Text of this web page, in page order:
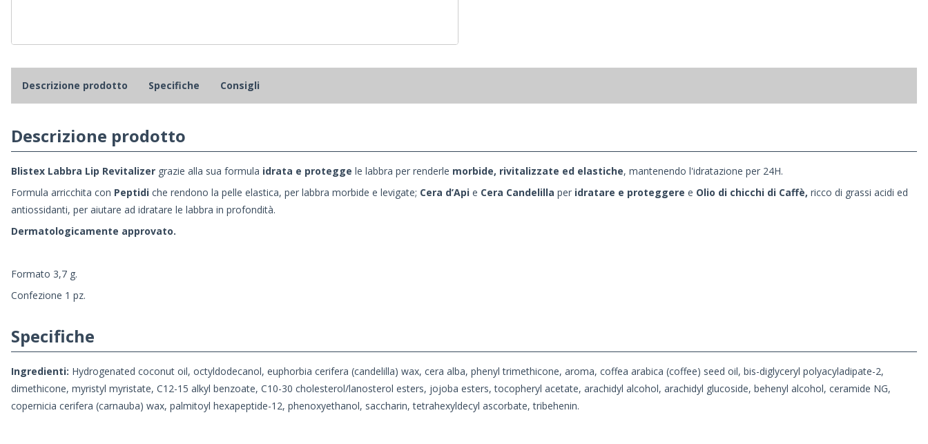
Descrizione prodotto Specifiche Consigli
Descrizione prodotto
Blistex Labbra Lip Revitalizer grazie alla sua formula idrata e protegge le labbra per renderle morbide, rivitalizzate ed elastiche, mantenendo l'idratazione per 24H.
Formula arricchita con Peptidi che rendono la pelle elastica, per labbra morbide e levigate; Cera d’Api e Cera Candelilla per idratare e proteggere e Olio di chicchi di Caffè, ricco di grassi acidi ed
antiossidanti, per aiutare ad idratare le labbra in profondità.
Dermatologicamente approvato.
Formato 3,7 g.
Confezione 1 pz.
Specifiche
Ingredienti: Hydrogenated coconut oil, octyldodecanol, euphorbia cerifera (candelilla) wax, cera alba, phenyl trimethicone, aroma, coffea arabica (coffee) seed oil, bis-diglyceryl polyacyladipate-2,
dimethicone, myristyl myristate, C12-15 alkyl benzoate, C10-30 cholesterol/lanosterol esters, jojoba esters, tocopheryl acetate, arachidyl alcohol, arachidyl glucoside, behenyl alcohol, ceramide NG,
copernicia cerifera (carnauba) wax, palmitoyl hexapeptide-12, phenoxyethanol, saccharin, tetrahexyldecyl ascorbate, tribehenin.